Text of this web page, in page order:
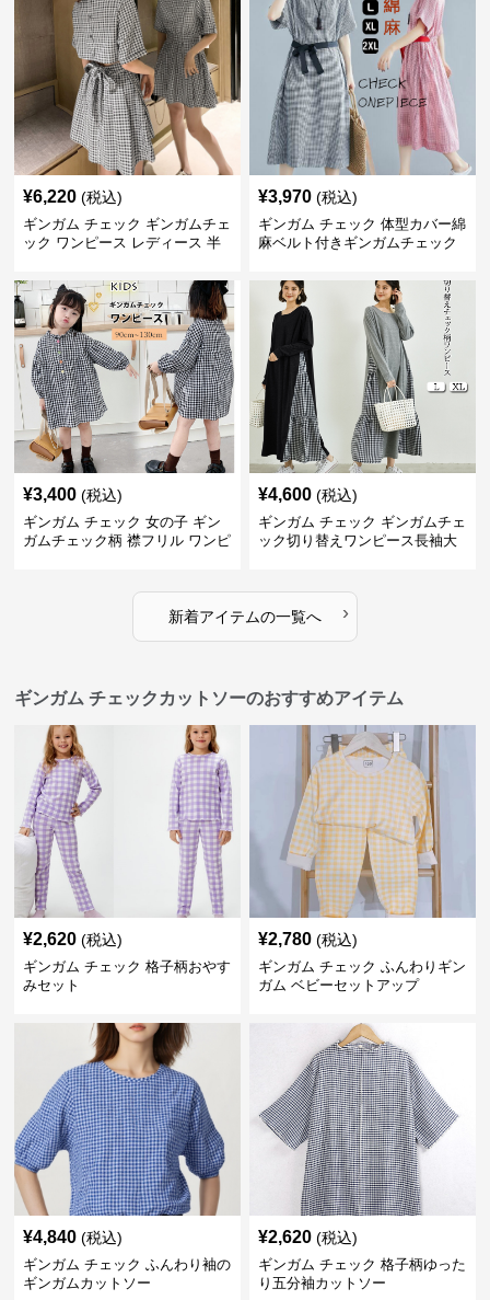
¥6,220 (税込)
ギンガム チェック ギンガムチェ
ック ワンピース レディース 半
¥3,970 (税込)
ギンガム チェック 体型カバー綿
麻ベルト付きギンガムチェック
¥3,400 (税込)
ギンガム チェック 女の子 ギン
ガムチェック柄 襟フリル ワンピ
¥4,600 (税込)
ギンガム チェック ギンガムチェ
ック切り替えワンピース長袖大
新着アイテムの一覧へ ›
ギンガム チェックカットソーのおすすめアイテム
¥2,620 (税込)
ギンガム チェック 格子柄おやす
みセット
¥2,780 (税込)
ギンガム チェック ふんわりギン
ガム ベビーセットアップ
¥4,840 (税込)
ギンガム チェック ふんわり袖の
ギンガムカットソー
¥2,620 (税込)
ギンガム チェック 格子柄ゆった
り五分袖カットソー